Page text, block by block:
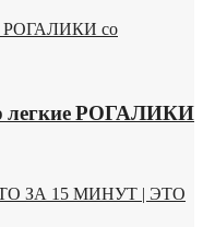
РОГАЛИКИ со
легкие РОГАЛИКИ
ЗА 15 МИНУТ | ЭТО